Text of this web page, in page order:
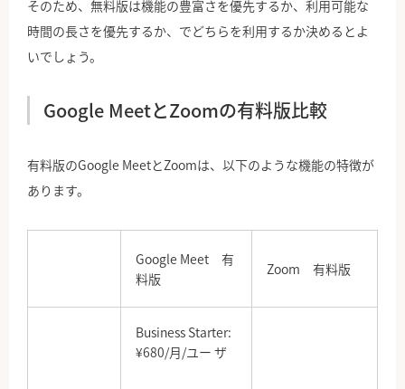
そのため、無料版は機能の豊富さを優先するか、利用可能な
時間の長さを優先するか、でどちらを利用するか決めるとよ
いでしょう。
Google MeetとZoomの有料版比較
有料版のGoogle MeetとZoomは、以下のような機能の特徴が
あります。
Google Meet 有
料版
Zoom 有料版
Business Starter:
¥680/月/ユー ザ